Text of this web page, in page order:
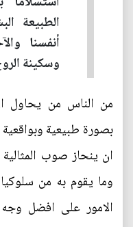
الطبيعة
أنفسنا
وسكينة
من الناس من يحاول
بصورة طبيعية
ان ينحاز صوب
وما يقوم به من
الامور على افضل